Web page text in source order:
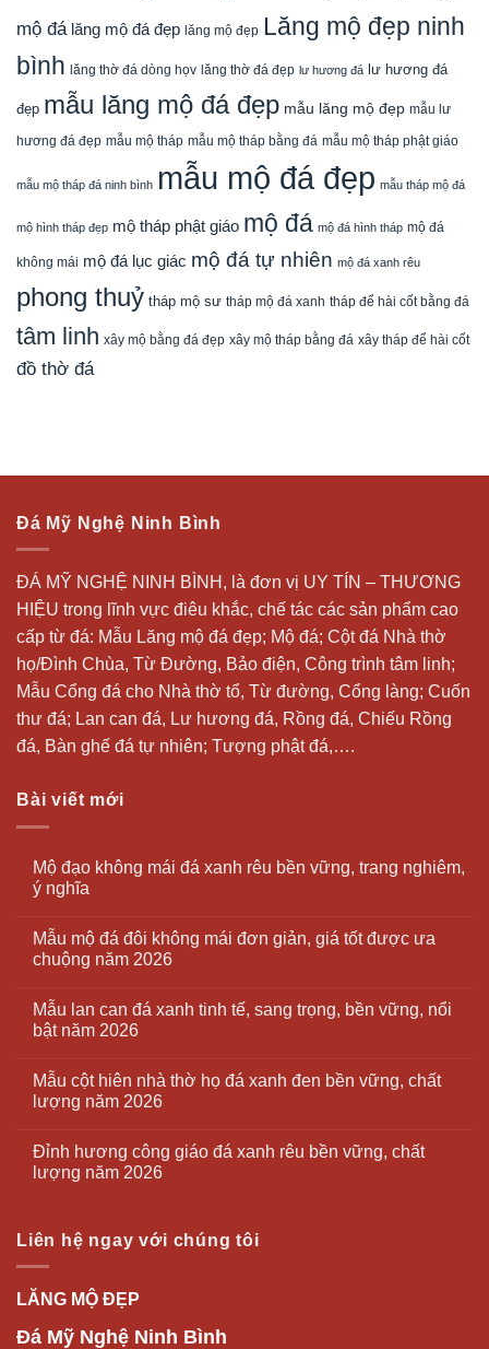
mộ đá lăng mộ đá đẹp lăng mộ đẹp Lăng mộ đẹp ninh
bình lăng thờ đá dòng họv lăng thờ đá đẹp lư hương đá lư hương đá
đẹp mẫu lăng mộ đá đẹp mẫu lăng mộ đẹp mẫu lư
hương đá đẹp mẫu mộ tháp mẫu mộ tháp bằng đá mẫu mộ tháp phật giáo
mẫu mộ tháp đá ninh bình mẫu mộ đá đẹp mẫu tháp mộ đá
mộ hình tháp đẹp mộ tháp phật giáo mộ đá mộ đá hình tháp mộ đá
không mái mộ đá lục giác mộ đá tự nhiên mộ đá xanh rêu
phong thuỷ tháp mộ sư tháp mộ đá xanh tháp để hài cốt bằng đá
tâm linh xây mộ bằng đá đẹp xây mộ tháp bằng đá xây tháp để hài cốt
đồ thờ đá
Đá Mỹ Nghệ Ninh Bình
ĐÁ MỸ NGHỆ NINH BÌNH, là đơn vị UY TÍN – THƯƠNG
HIỆU trong lĩnh vực điêu khắc, chế tác các sản phẩm cao
cấp từ đá: Mẫu Lăng mộ đá đẹp; Mộ đá; Cột đá Nhà thờ
họ/Đình Chùa, Từ Đường, Bảo điện, Công trình tâm linh;
Mẫu Cổng đá cho Nhà thờ tổ, Từ đường, Cổng làng; Cuốn
thư đá; Lan can đá, Lư hương đá, Rồng đá, Chiếu Rồng
đá, Bàn ghế đá tự nhiên; Tượng phật đá,….
Bài viết mới
Mộ đạo không mái đá xanh rêu bền vững, trang nghiêm,
ý nghĩa
Mẫu mộ đá đôi không mái đơn giản, giá tốt được ưa
chuộng năm 2026
Mẫu lan can đá xanh tinh tế, sang trọng, bền vững, nổi
bật năm 2026
Mẫu cột hiên nhà thờ họ đá xanh đen bền vững, chất
lượng năm 2026
Đỉnh hương công giáo đá xanh rêu bền vững, chất
lượng năm 2026
Liên hệ ngay với chúng tôi
LĂNG MỘ ĐẸP
Đá Mỹ Nghệ Ninh Bình